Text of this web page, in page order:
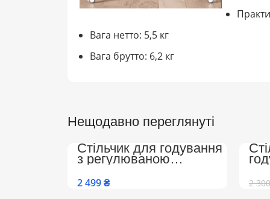
Вага нетто: 5,5 кг
Вага брутто: 6,2 кг
Нещодавно переглянуті
Стільчик для годування
з регулюваною
спинкою, підніжкою на
колесах Преміум
(Бежево-Білий)
₴ та
2